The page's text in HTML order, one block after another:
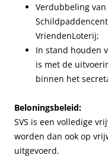
Verdubbeling
VriendenLoterij;
In stand houden
is met de
binnen het
Beloningsbeleid:
SVS is een volledige
worden dan ook op
uitgevoerd.